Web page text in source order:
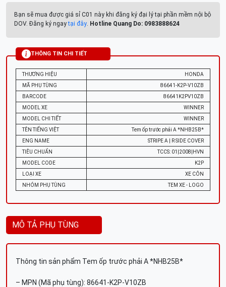
Bạn sẽ mua được giá sỉ C01 này khi đăng ký đại lý tại phần mềm nội bộ
DOV. Đăng ký ngaytại đây. Hotline Quang Do: 0983888624
THÔNG TIN CHI TIẾT
THƯƠNG HIỆU
HONDA
MÃ PHỤ TÙNG
86641-K2P-V10ZB
BARCODE
86641K2PV10ZB
MODEL XE
WINNER
MODEL CHI TIẾT
WINNER
TÊN TIẾNG VIỆT
Tem ốp trước phải A *NHB25B*
ENG NAME
STRIPE A | R SIDE COVER
TIÊU CHUẨN
TCCS: 01|2008|HVN
MODEL CODE
K2P
LOẠI XE
XE CÔN
NHÓM PHỤ TÙNG
TEM XE - LOGO
MÔ TẢ PHỤ TÙNG
Thông tin sản phẩm Tem ốp trước phải A *NHB25B*
– MPN (Mã phụ tùng): 86641-K2P-V10ZB